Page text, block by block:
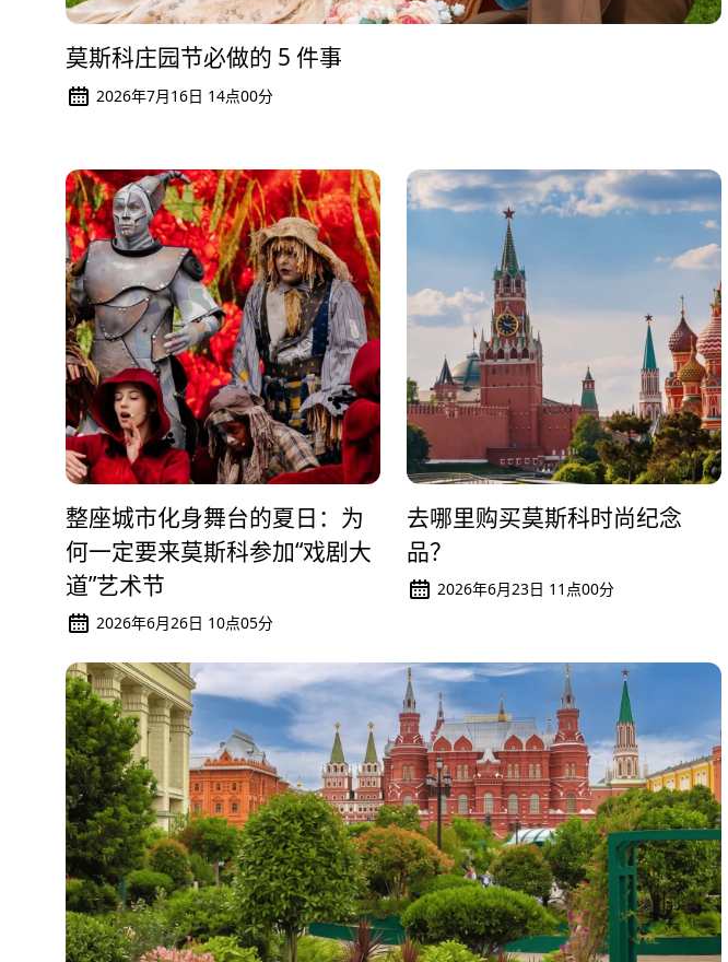
莫斯科庄园节必做的 5 件事
2026年7月16日 14点00分
整座城市化身舞台的夏日：为
何一定要来莫斯科参加“戏剧大
道”艺术节
2026年6月26日 10点05分
去哪里购买莫斯科时尚纪念
品？
2026年6月23日 11点00分